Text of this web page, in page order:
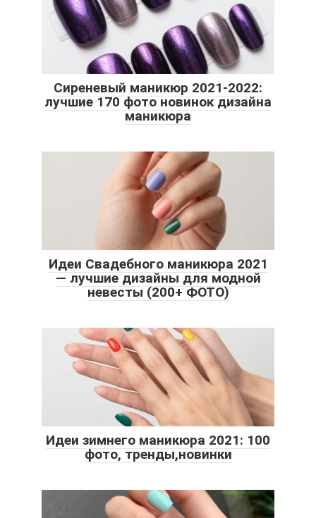
Сиреневый маникюр 2021-2022:
лучшие 170 фото новинок дизайна
маникюра
Идеи Свадебного маникюра 2021
— лучшие дизайны для модной
невесты (200+ ФОТО)
Идеи зимнего маникюра 2021: 100
фото, тренды,новинки